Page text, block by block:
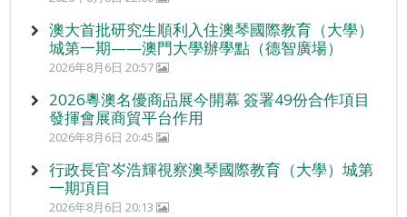
澳大首批研究生順利入住澳琴國際教育（大學）
城第一期——澳門大學辦學點（德智廣場）
2026年8月6日 20:57
2026粵澳名優商品展今開幕 簽署49份合作項目
發揮會展商貿平台作用
2026年8月6日 20:45
行政長官岑浩輝視察澳琴國際教育（大學）城第
一期項目
2026年8月6日 20:13